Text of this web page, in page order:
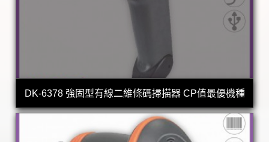
DK-6378 強固型有線二維條碼掃描器 CP值最優機種